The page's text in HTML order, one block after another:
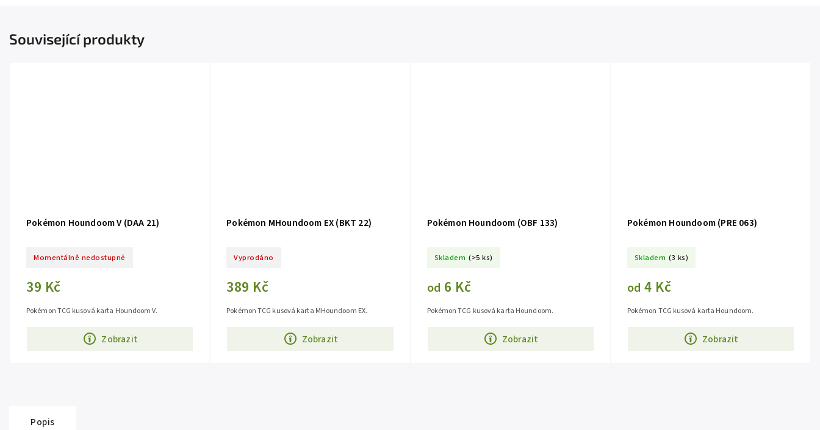
Související produkty
Pokémon Houndoom V (DAA 21)
Momentálně nedostupné
39 Kč
Zobrazit
Pokémon TCG kusová karta Houndoom V.
Pokémon MHoundoom EX (BKT 22)
Vyprodáno
389 Kč
Zobrazit
Pokémon TCG kusová karta MHoundoom EX.
Pokémon Houndoom (OBF 133)
Skladem (>5 ks)
od 6 Kč
Zobrazit
Pokémon TCG kusová karta Houndoom.
Pokémon Houndoom (PRE 063)
Skladem (3 ks)
od 4 Kč
Zobrazit
Pokémon TCG kusová karta Houndoom.
Popis